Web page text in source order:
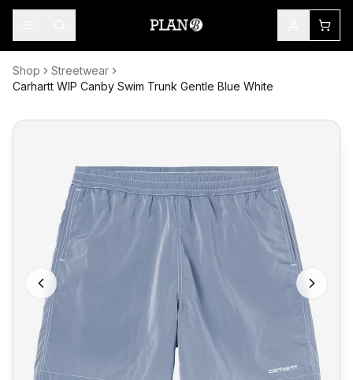
Shop
Streetwear
Carhartt WIP Canby Swim Trunk Gentle Blue White